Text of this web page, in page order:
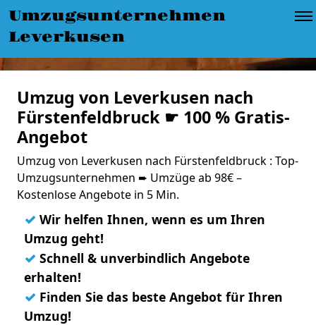
Umzugsunternehmen
Leverkusen
Umzug von Leverkusen nach
Fürstenfeldbruck ☛ 100 % Gratis-
Angebot
Umzug von Leverkusen nach Fürstenfeldbruck : Top-
Umzugsunternehmen ➨ Umzüge ab 98€ –
Kostenlose Angebote in 5 Min.
✓ Wir helfen Ihnen, wenn es um Ihren
Umzug geht!
✓ Schnell & unverbindlich Angebote
erhalten!
✓ Finden Sie das beste Angebot für Ihren
Umzug!